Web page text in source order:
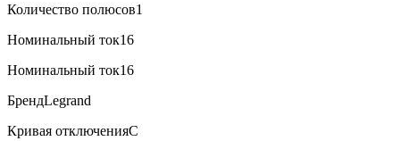
Количество полюсов1
Номинальный ток16
Нoминальный ток16
БрендLegrand
Кривая отключенияC